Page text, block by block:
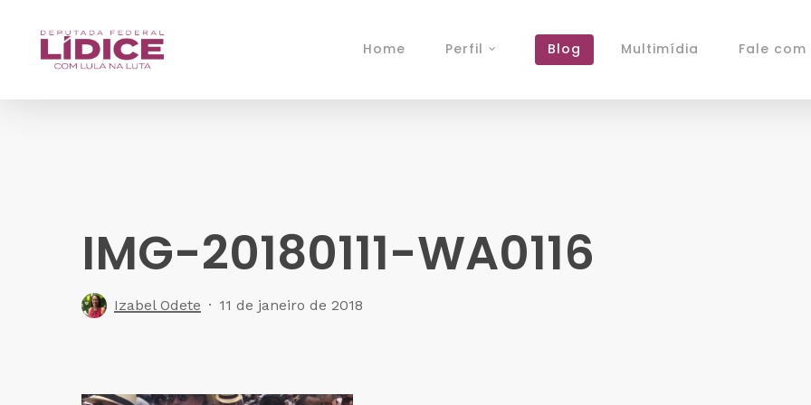
Home Perfil Blog Multimídia Fale com
IMG-20180111-WA0116
Izabel Odete 11 de janeiro de 2018